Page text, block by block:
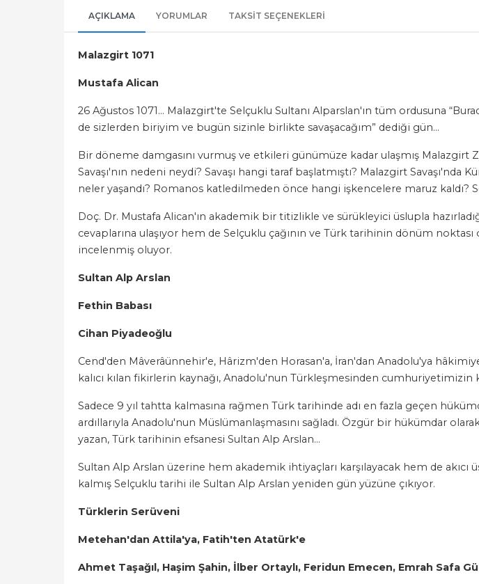
AÇIKLAMA YORUMLAR TAKSIT SEÇENEKLERI
Malazgirt 1071
Mustafa Alican
26 Ağustos 1071… Malazgirt'te Selçuklu Sultanı Alparslan'ın tüm ordusuna
de sizlerden biriyim ve bugün sizinle birlikte savaşacağım” dediği gün…
Bir döneme damgasını vurmuş ve etkileri günümüze kadar ulaşmış
Savaşı'nın nedeni neydi? Savaşı hangi taraf başlatmıştı? Malazgirt Savaşı'nda
neler yaşandı? Romanos katledilmeden önce hangi işkencelere maruz kaldı?
Doç. Dr. Mustafa Alican'ın akademik bir titizlikle ve sürükleyici üslupla
cevaplarına ulaşıyor hem de Selçuklu çağının ve Türk tarihinin dönüm
incelenmiş oluyor.
Sultan Alp Arslan
Fethin Babası
Cihan Piyadeoğlu
Cend'den Mâverâünnehir'e, Hârizm'den Horasan'a, İran'dan Anadolu'ya
kalıcı kılan fikirlerin kaynağı, Anadolu'nun Türkleşmesinden cumhuriyetimizin
Sadece 9 yıl tahtta kalmasına rağmen Türk tarihinde adı en fazla geçen
ardıllarıyla Anadolu'nun Müslümanlaşmasını sağladı. Özgür bir hükümdar
yazan, Türk tarihinin efsanesi Sultan Alp Arslan…
Sultan Alp Arslan üzerine hem akademik ihtiyaçları karşılayacak hem de
kalmış Selçuklu tarihi ile Sultan Alp Arslan yeniden gün yüzüne çıkıyor.
Türklerin Serüveni
Metehan'dan Attila'ya, Fatih'ten Atatürk'e
Ahmet Taşağıl, Haşim Şahin, İlber Ortaylı, Feridun Emecen, Emrah Safa